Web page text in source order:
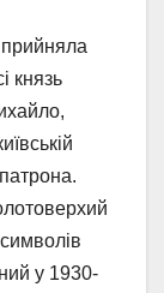
прийняла
князь
у 1930-